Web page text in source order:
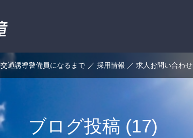
交通誘導警備員になるまで 採用情報 求人お問い合わせ
ブログ投稿 (17)